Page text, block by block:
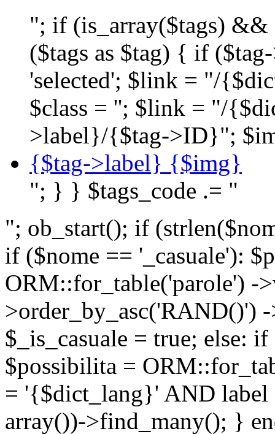
"; if (is_array($tags) &&
($tags as $tag) { if
'selected'; $link = "/
$class = ''; $link = "/
>label}/{$tag->ID}";
{$tag->label} {$img}
"; } } $tags_code .= "
"; ob_start(); if
if ($nome == '_casuale'):
ORM::for_table('parole') -
>order_by_asc('RAND()')
$_is_casuale = true; else:
$possibilita =
= '{$dict_lang}' AND
array())->find_many(); }